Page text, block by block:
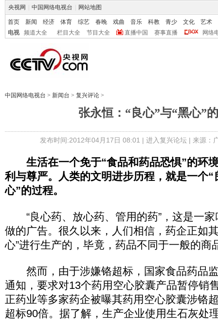
央视网 中国网络电视台 网站地图
首页 新闻 经济 体育 综艺 春晚 戏曲 音乐 科教 青少 文化
艺术
电视
频道大全 栏目大全 节目大全 直播中国 赛事直播 网络
中国网络电视台 > 新闻台 > 复兴评论 >
张永恒：“良心”与“黑心”
发布时间:2012年04月17日 08:01 | 进入复兴论坛| 来源：
生活在一个免于“食品和药品恐惧”的环
利与尊严。人类的文明进步历程，就是一个“
心”的过程。
“良心药、放心药、管用的药”，这是一家
做的广告。很久以来，人们相信，药企正如
心”进行生产的，毕竟，药品不同于一般的商
然而，由于涉嫌铬超标，国家食品药品
通知，要求对13个药用空心胶囊产品暂停销
正药业等多家药企被曝其药用空心胶囊涉铬
超标90倍。据了解，生产企业使用生石灰处